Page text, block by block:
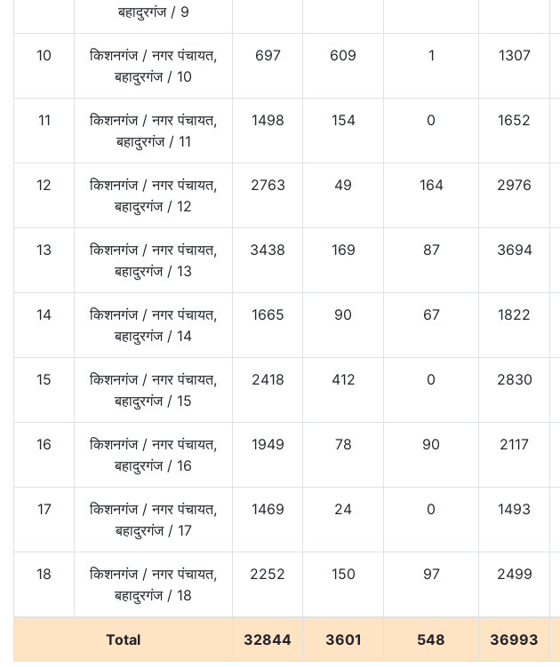
बहादुरगंज/ 9
10 किशनगंज/नगर पंचायत,
बहादुरगंज/ 10
697 609 1 1307
11 किशनगंज/नगर पंचायत,
बहादुरगंज/ 11
1498 154 0 1652
12 किशनगंज/नगर पंचायत,
बहादुरगंज/ 12
2763 49 164 2976
13 किशनगंज/नगर पंचायत,
बहादुरगंज/ 13
3438 169 87 3694
14 किशनगंज/नगर पंचायत,
बहादुरगंज/ 14
1665 90 67 1822
15 किशनगंज/नगर पंचायत,
बहादुरगंज/ 15
2418 412 0 2830
16 किशनगंज/नगर पंचायत,
बहादुरगंज/ 16
1949 78 90 2117
17 किशनगंज/नगर पंचायत,
बहादुरगंज/ 17
1469 24 0 1493
18 किशनगंज/नगर पंचायत,
बहादुरगंज/ 18
2252 150 97 2499
Total 32844 3601 548 36993